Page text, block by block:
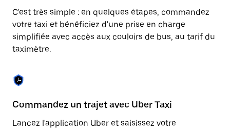
une
date.
Appuyez
sur
la
pour
fermer
calendrier.
C'est très simple : en quelques étapes, commandez
votre taxi et bénéficiez d'une prise en charge
simplifiée avec accès aux couloirs de bus, au tarif du
taximètre.
Commandez un trajet avec Uber Taxi
Lancez l'application Uber et saisissez votre